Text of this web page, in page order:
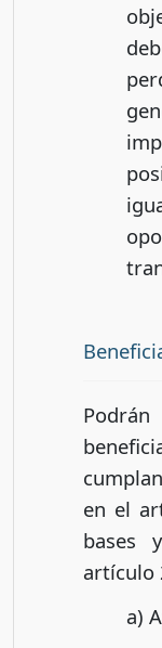
en el
bases
artículo
a)